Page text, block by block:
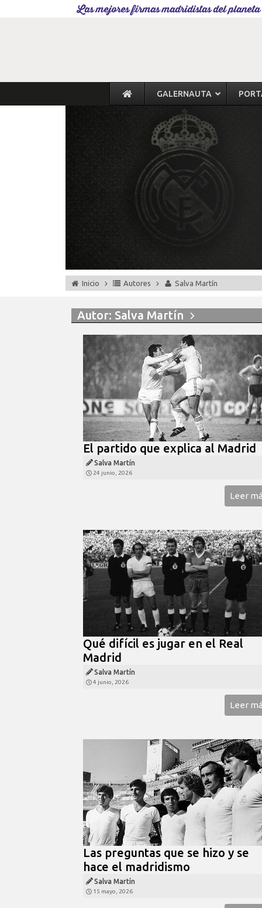
Las mejores firmas madridistas del planeta
GALERNAUTA
Inicio Autores Salva Martín
Autor: Salva Martín
El partido que explica al Madrid
Salva Martín
24 junio, 2026
Leer
Qué difícil es jugar en el Real
Madrid
Salva Martín
4 junio, 2026
Leer
Las preguntas que se hizo y se
hace el madridismo
Salva Martín
15 mayo, 2026